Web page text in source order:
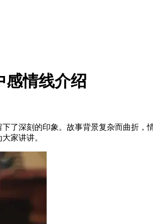
感情线介绍
下了深刻的印象。故事背景复杂而曲折，
家讲讲。